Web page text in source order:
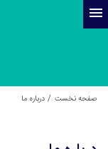
صفحه نخست درباره ما